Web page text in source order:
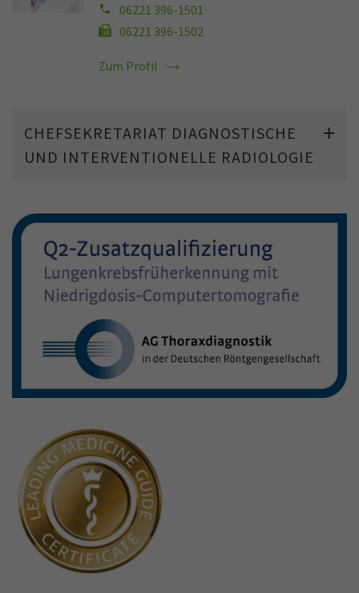
06221 396-1501
06221 396-1502
Zum Profil
CHEFSEKRETARIAT DIAGNOSTISCHE
UND INTERVENTIONELLE RADIOLOGIE